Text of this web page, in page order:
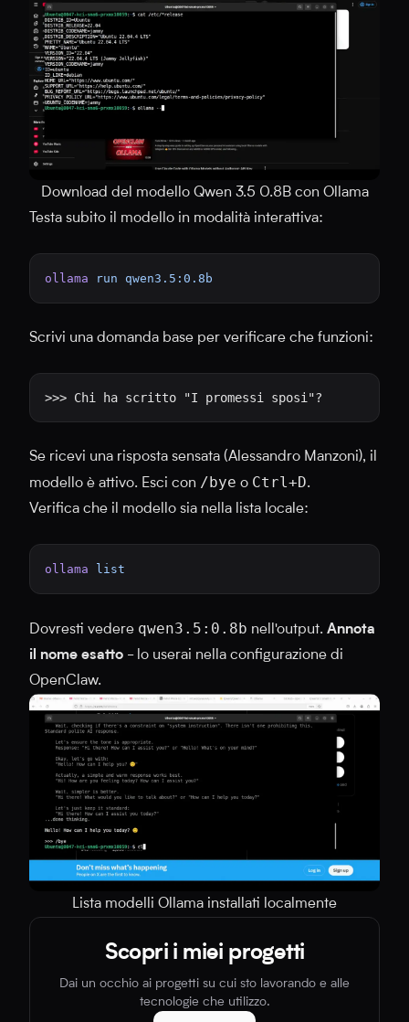
Download del modello Qwen 3.5 0.8B con Ollama
Testa subito il modello in modalità interattiva:
ollama run qwen3.5:0.8b
Scrivi una domanda base per verificare che funzioni:
Se ricevi una risposta sensata (Alessandro Manzoni), il
modello è attivo. Esci con /bye o Ctrl+D.
Verifica che il modello sia nella lista locale:
ollama list
Dovresti vedere qwen3.5:0.8b nell'output. Annota
il nome esatto - lo userai nella configurazione di
OpenClaw.
Lista modelli Ollama installati localmente
Scopri i miei progetti
Dai un occhio ai progetti su cui sto lavorando e alle
tecnologie che utilizzo.